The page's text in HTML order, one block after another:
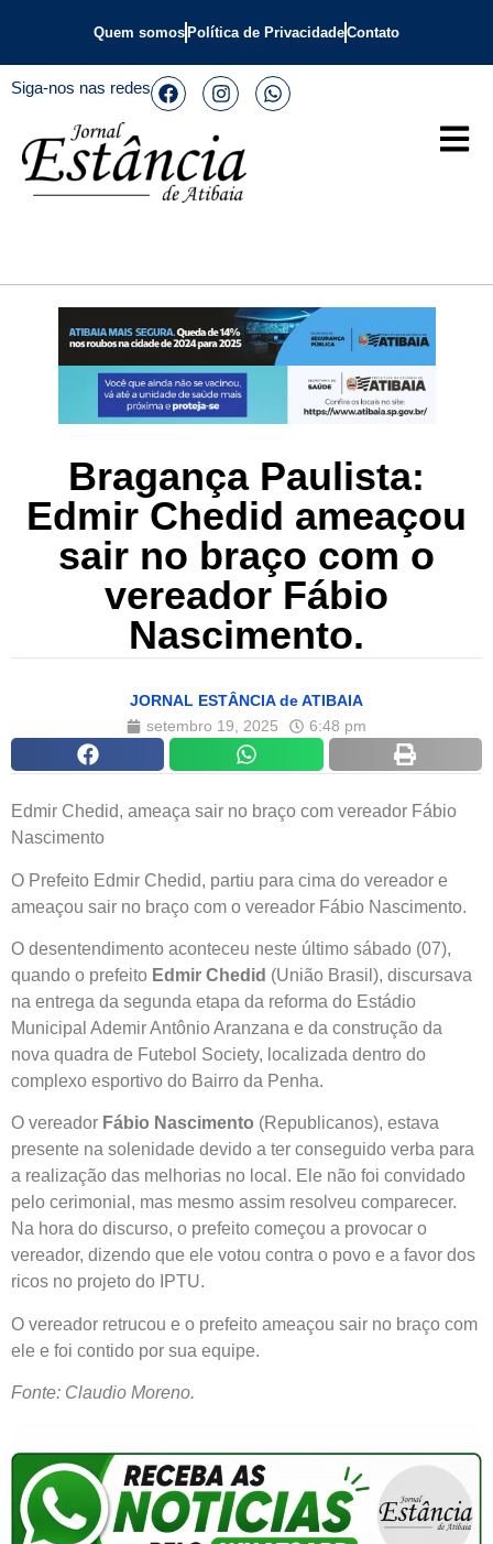
Quem somos Política de PrivacidadeContato
Siga-nos nas redes
Bragança Paulista:
Edmir Chedid ameaçou
sair no braço com o
vereador Fábio
Nascimento.
JORNAL ESTÂNCIA de ATIBAIA
setembro 19, 2025
6:48 pm
Edmir Chedid, ameaça sair no braço com vereador Fábio
Nascimento
O Prefeito Edmir Chedid, partiu para cima do vereador e
ameaçou sair no braço com o vereador Fábio Nascimento.
O desentendimento aconteceu neste último sábado (07),
quando o prefeito Edmir Chedid (União Brasil), discursava
na entrega da segunda etapa da reforma do Estádio
Municipal Ademir Antônio Aranzana e da construção da
nova quadra de Futebol Society, localizada dentro do
complexo esportivo do Bairro da Penha.
O vereador Fábio Nascimento (Republicanos), estava
presente na solenidade devido a ter conseguido verba para
a realização das melhorias no local. Ele não foi convidado
pelo cerimonial, mas mesmo assim resolveu comparecer.
Na hora do discurso, o prefeito começou a provocar o
vereador, dizendo que ele votou contra o povo e a favor dos
ricos no projeto do IPTU.
O vereador retrucou e o prefeito ameaçou sair no braço com
ele e foi contido por sua equipe.
Fonte: Claudio Moreno.